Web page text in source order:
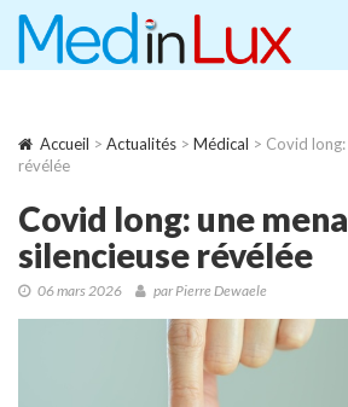
Accueil > Actualités > Médical > Covid
révélée
Covid long: une
silencieuse révélée
06 mars 2026 par Pierre Dewaele